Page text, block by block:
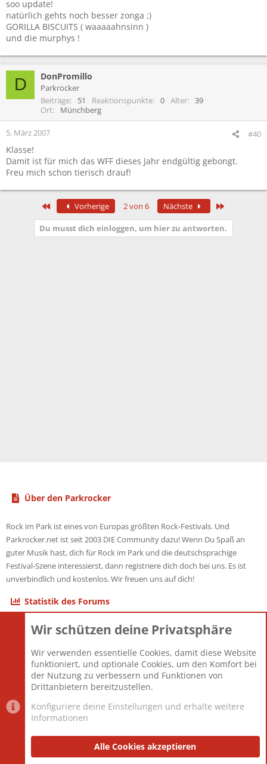
soo update!
natürlich gehts noch besser zonga ;)
GORILLA BISCUITS ( waaaaahnsinn )
und die murphys !
D DonPromillo
Parkrocker
Beiträge
51 Reaktionspunkte 0 Alter
39
Ort
Münchberg
5. März 2007 #40
Klasse!
Damit ist für mich das WFF dieses Jahr endgültig gebongt.
Freu mich schon tierisch drauf!
Erste Vorherige 2 von 6 Nächste
Du musst dich einloggen, um hier zu antworten.
Über den Parkrocker
Rock im Park ist eines von Europas größten Rock-Festivals. Und
Parkrocker.net ist seit 2003 DIE Community dazu! Wenn Du Spaß an
guter Musik hast, dich für Rock im Park und die deutschsprachige
Festival-Szene interessierst, dann registriere dich doch bei uns. Es ist
unverbindlich und kostenlos. Wir freuen uns auf dich!
Statistik des Forums
Themen
Mitglieder
12.427
Neuestes Mitglied
Berlin
Datenschutzerklärung Impressum
Wir schützen deine Privatsphäre
Wir verwenden essentielle Cookies, damit diese Website
funktioniert, und optionale Cookies, um den Komfort bei
der Nutzung zu verbessern und Funktionen von
Drittanbietern bereitzustellen.
Konfiguriere deine Einstellungen und erhalte weitere
Informationen
Alle Cookies akzeptieren